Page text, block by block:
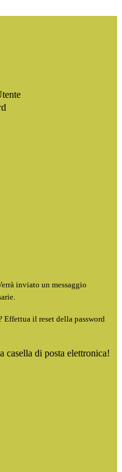
inviato un messaggio
Effettua il reset della password
casella di posta elettronica!